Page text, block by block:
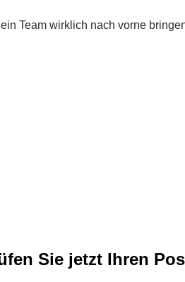
Team wirklich nach vorne
Sie jetzt Ihren